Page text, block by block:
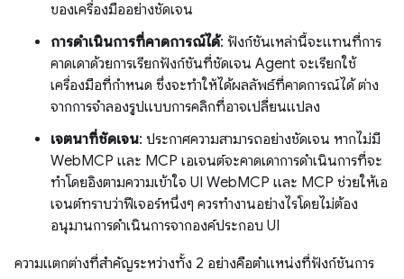
ของเครื่องมืออย่างชัดเจน
การดำเนินการที่คาดการณ์ได้: ฟังก์ชันเหล่านี้จะแทนที่การ
คาดเดาด้วยการเรียกฟังก์ชันที่ชัดเจน Agent จะเรียกใช้
เครื่องมือที่กำหนด ซึ่งจะทำให้ได้ผลลัพธ์ที่คาดการณ์ได้ ต่าง
จากการจำลองรูปแบบการคลิกที่อาจเปลี่ยนแปลง
เจตนาที่ชัดเจน: ประกาศความสามารถอย่างชัดเจน หากไม่มี
WebMCP และ MCP เอเจนต์จะคาดเดาการดำเนินการที่จะ
ทำโดยอิงตามความเข้าใจ UI WebMCP และ MCP ช่วยให้เอ
เจนต์ทราบว่าฟีเจอร์หนึ่งๆ ควรทำงานอย่างไรโดยไม่ต้อง
อนุมานการดำเนินการจากองค์ประกอบ UI
ความแตกต่างที่สำคัญระหว่างทั้ง 2 อย่างคือตำแหน่งที่ฟังก์ชันการ